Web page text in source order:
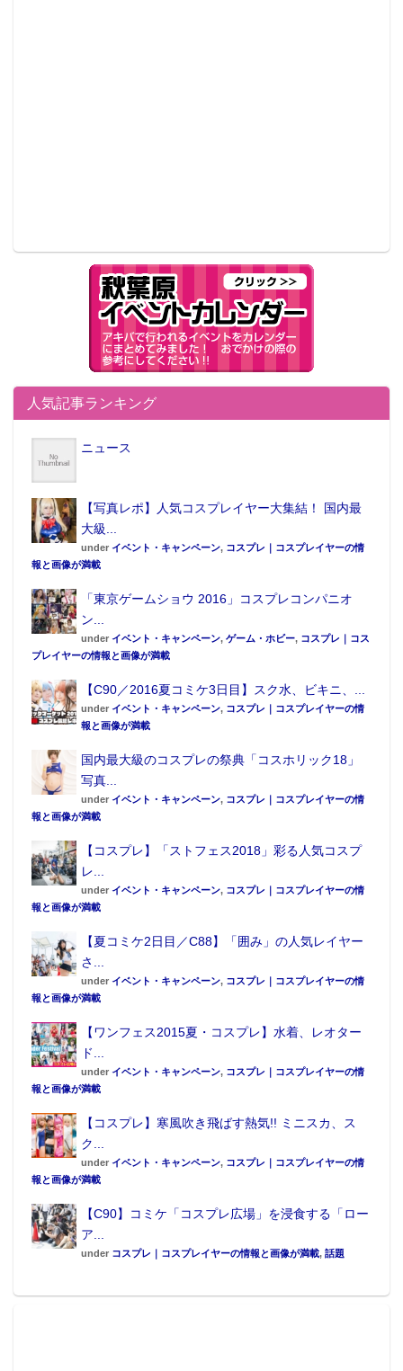
人気記事ランキング
ニュース
【写真レポ】人気コスプレイヤー大集結！ 国内最
大級...
under イベント・キャンペーン, コスプレ｜コスプレイヤーの情
報と画像が満載
「東京ゲームショウ 2016」コスプレコンパニオ
ン...
under イベント・キャンペーン, ゲーム・ホビー, コスプレ｜コス
プレイヤーの情報と画像が満載
【C90／2016夏コミケ3日目】スク水、ビキニ、...
under イベント・キャンペーン, コスプレ｜コスプレイヤーの情
報と画像が満載
国内最大級のコスプレの祭典「コスホリック18」
写真...
under イベント・キャンペーン, コスプレ｜コスプレイヤーの情
報と画像が満載
【コスプレ】「ストフェス2018」彩る人気コスプ
レ...
under イベント・キャンペーン, コスプレ｜コスプレイヤーの情
報と画像が満載
【夏コミケ2日目／C88】「囲み」の人気レイヤー
さ...
under イベント・キャンペーン, コスプレ｜コスプレイヤーの情
報と画像が満載
【ワンフェス2015夏・コスプレ】水着、レオター
ド...
under イベント・キャンペーン, コスプレ｜コスプレイヤーの情
報と画像が満載
【コスプレ】寒風吹き飛ばす熱気!! ミニスカ、ス
ク...
under イベント・キャンペーン, コスプレ｜コスプレイヤーの情
報と画像が満載
【C90】コミケ「コスプレ広場」を浸食する「ロー
ア...
under コスプレ｜コスプレイヤーの情報と画像が満載, 話題